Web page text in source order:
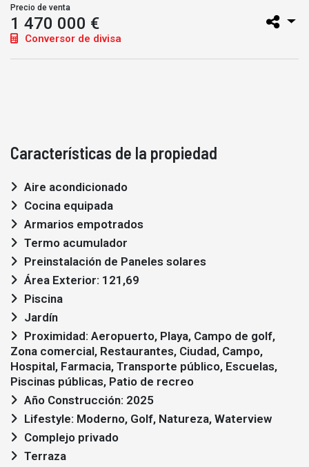
Precio de venta
1 470 000 €
Conversor de divisa
Características de la propiedad
Aire acondicionado
Cocina equipada
Armarios empotrados
Termo acumulador
Preinstalación de Paneles solares
Área Exterior: 121,69
Piscina
Jardín
Zona comercial, Restaurantes, Ciudad, Campo,
Hospital, Farmacia, Transporte público, Escuelas,
Piscinas públicas, Patio de recreo
Año Construcción: 2025
Lifestyle: Moderno, Golf, Natureza, Waterview
Complejo privado
Terraza